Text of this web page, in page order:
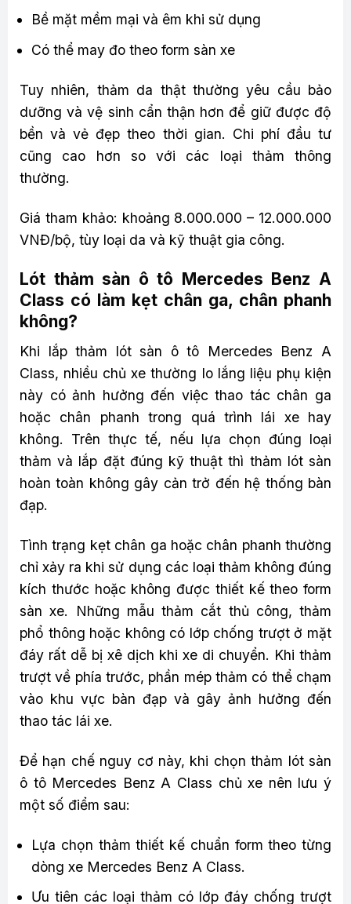
Bề mặt mềm mại và êm khi sử dụng
Có thể may đo theo form sàn xe
Tuy nhiên, thảm da thật thường yêu cầu bảo
dưỡng và vệ sinh cẩn thận hơn để giữ được độ
bền và vẻ đẹp theo thời gian. Chi phí đầu tư
cũng cao hơn so với các loại thảm thông
thường.
Giá tham khảo: khoảng 8.000.000 – 12.000.000
VNĐ/bộ, tùy loại da và kỹ thuật gia công.
Lót thảm sàn ô tô Mercedes Benz A
Class có làm kẹt chân ga, chân phanh
không?
Khi lắp thảm lót sàn ô tô Mercedes Benz A
Class, nhiều chủ xe thường lo lắng liệu phụ kiện
này có ảnh hưởng đến việc thao tác chân ga
hoặc chân phanh trong quá trình lái xe hay
không. Trên thực tế, nếu lựa chọn đúng loại
thảm và lắp đặt đúng kỹ thuật thì thảm lót sàn
hoàn toàn không gây cản trở đến hệ thống bàn
đạp.
Tình trạng kẹt chân ga hoặc chân phanh thường
chỉ xảy ra khi sử dụng các loại thảm không đúng
kích thước hoặc không được thiết kế theo form
sàn xe. Những mẫu thảm cắt thủ công, thảm
phổ thông hoặc không có lớp chống trượt ở mặt
đáy rất dễ bị xê dịch khi xe di chuyển. Khi thảm
trượt về phía trước, phần mép thảm có thể chạm
vào khu vực bàn đạp và gây ảnh hưởng đến
thao tác lái xe.
Để hạn chế nguy cơ này, khi chọn thảm lót sàn
ô tô Mercedes Benz A Class chủ xe nên lưu ý
một số điểm sau:
Lựa chọn thảm thiết kế chuẩn form theo từng
dòng xe Mercedes Benz A Class.
Ưu tiên các loại thảm có lớp đáy chống trượt